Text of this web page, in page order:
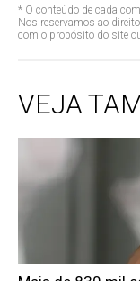
* O conteúdo de cada
Nos reservamos ao
com o propósito do site
VEJA